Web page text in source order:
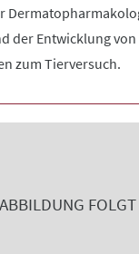
der Entwicklung von
zum Tierversuch.
ABBILDUNG FOLGT